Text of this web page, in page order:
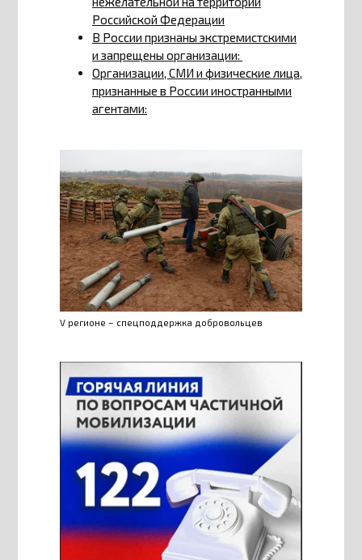
Российской Федерации
В России признаны экстремистскими
и запрещены организации:
Организации, СМИ и физические лица,
признанные в России иностранными
агентами:
V регионе – спецподдержка добровольцев